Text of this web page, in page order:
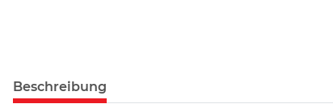
Beschreibung